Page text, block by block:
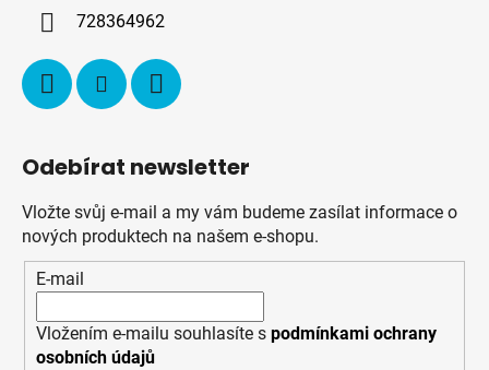
728364962
Odebírat newsletter
Vložte svůj e-mail a my vám budeme zasílat informace o
nových produktech na našem e-shopu.
E-mail
Vložením e-mailu souhlasíte s podmínkami ochrany
osobních údajů